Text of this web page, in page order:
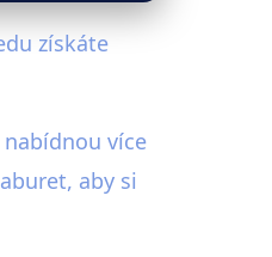
získáte
více
aby si